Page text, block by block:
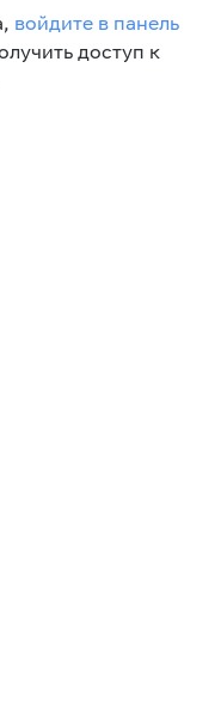
войдите в панель
доступ к